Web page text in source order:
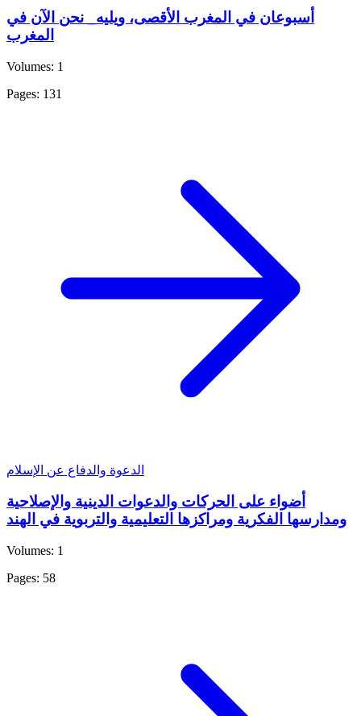
أسبوعان في المغرب الأقصى، ويليه_ نحن الآن في
المغرب
Volumes: 1
Pages: 131
الدعوة والدفاع عن الإسلام
أضواء على الحركات والدعوات الدينية والإصلاحية
ومدارسها الفكرية ومراكزها التعليمية والتربوية في الهند
Volumes: 1
Pages: 58